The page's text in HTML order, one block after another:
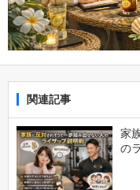
関連記事
家
の